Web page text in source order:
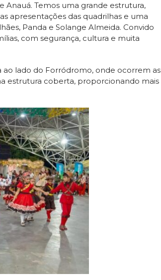
Anauá. Temos uma grande estrutura,
apresentações das quadrilhas e uma
Panda e Solange Almeida. Convido
com segurança, cultura e muita
ao lado do Forródromo, onde ocorrem as
estrutura coberta, proporcionando mais